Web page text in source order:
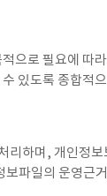
으로 필요에 따
있도록 종합적
리하며, 개인정
파일의 운영근